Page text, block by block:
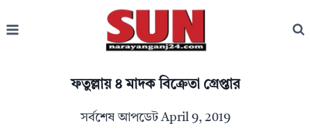
to
ফতুল্লায় ৪ মাদক বিক্রেতা গ্রেপ্তার
সর্বশেষ আপডেটApril 9, 2019